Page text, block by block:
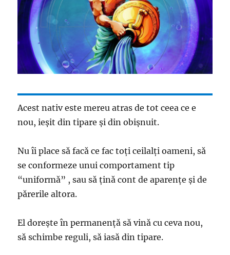
Acest nativ este mereu atras de tot ceea ce e
nou, ieșit din tipare și din obișnuit.
Nu îi place sǎ facǎ ce fac toți ceilalți oameni, sǎ
se conformeze unui comportament tip
“uniformǎ” , sau sǎ ținǎ cont de aparențe și de
pǎrerile altora.
El dorește în permanențǎ sǎ vinǎ cu ceva nou,
sǎ schimbe reguli, sǎ iasǎ din tipare.